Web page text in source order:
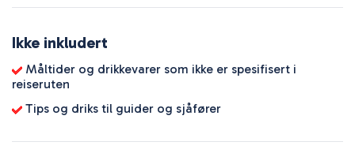
Ikke inkludert
Måltider og drikkevarer som ikke er spesifisert i
reiseruten
Tips og driks til guider og sjåfører